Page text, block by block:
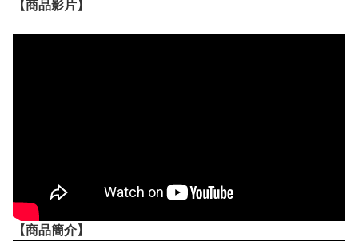
【商品影片】
【商品簡介】